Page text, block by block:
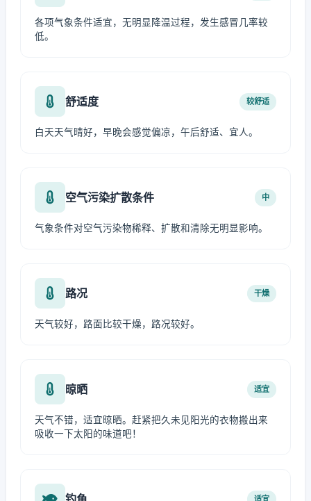
各项气象条件适宜，无明显降温过程，发生感冒几率较
低。
舒适度 较舒适
白天天气晴好，早晚会感觉偏凉，午后舒适、宜人。
空气污染扩散条件 中
气象条件对空气污染物稀释、扩散和清除无明显影响。
路况 干燥
天气较好，路面比较干燥，路况较好。
晾晒 适宜
天气不错，适宜晾晒。赶紧把久未见阳光的衣物搬出来
吸收一下太阳的味道吧！
适宜